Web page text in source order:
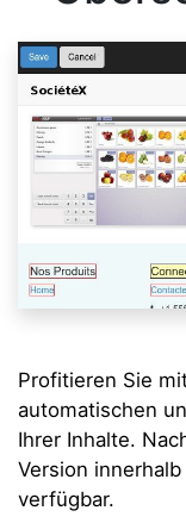
Profitieren Sie
automatischen
Ihrer Inhalte.
Version
verfügbar.